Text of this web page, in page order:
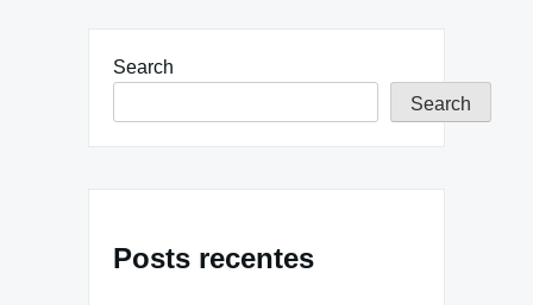
Search
Search
Posts recentes